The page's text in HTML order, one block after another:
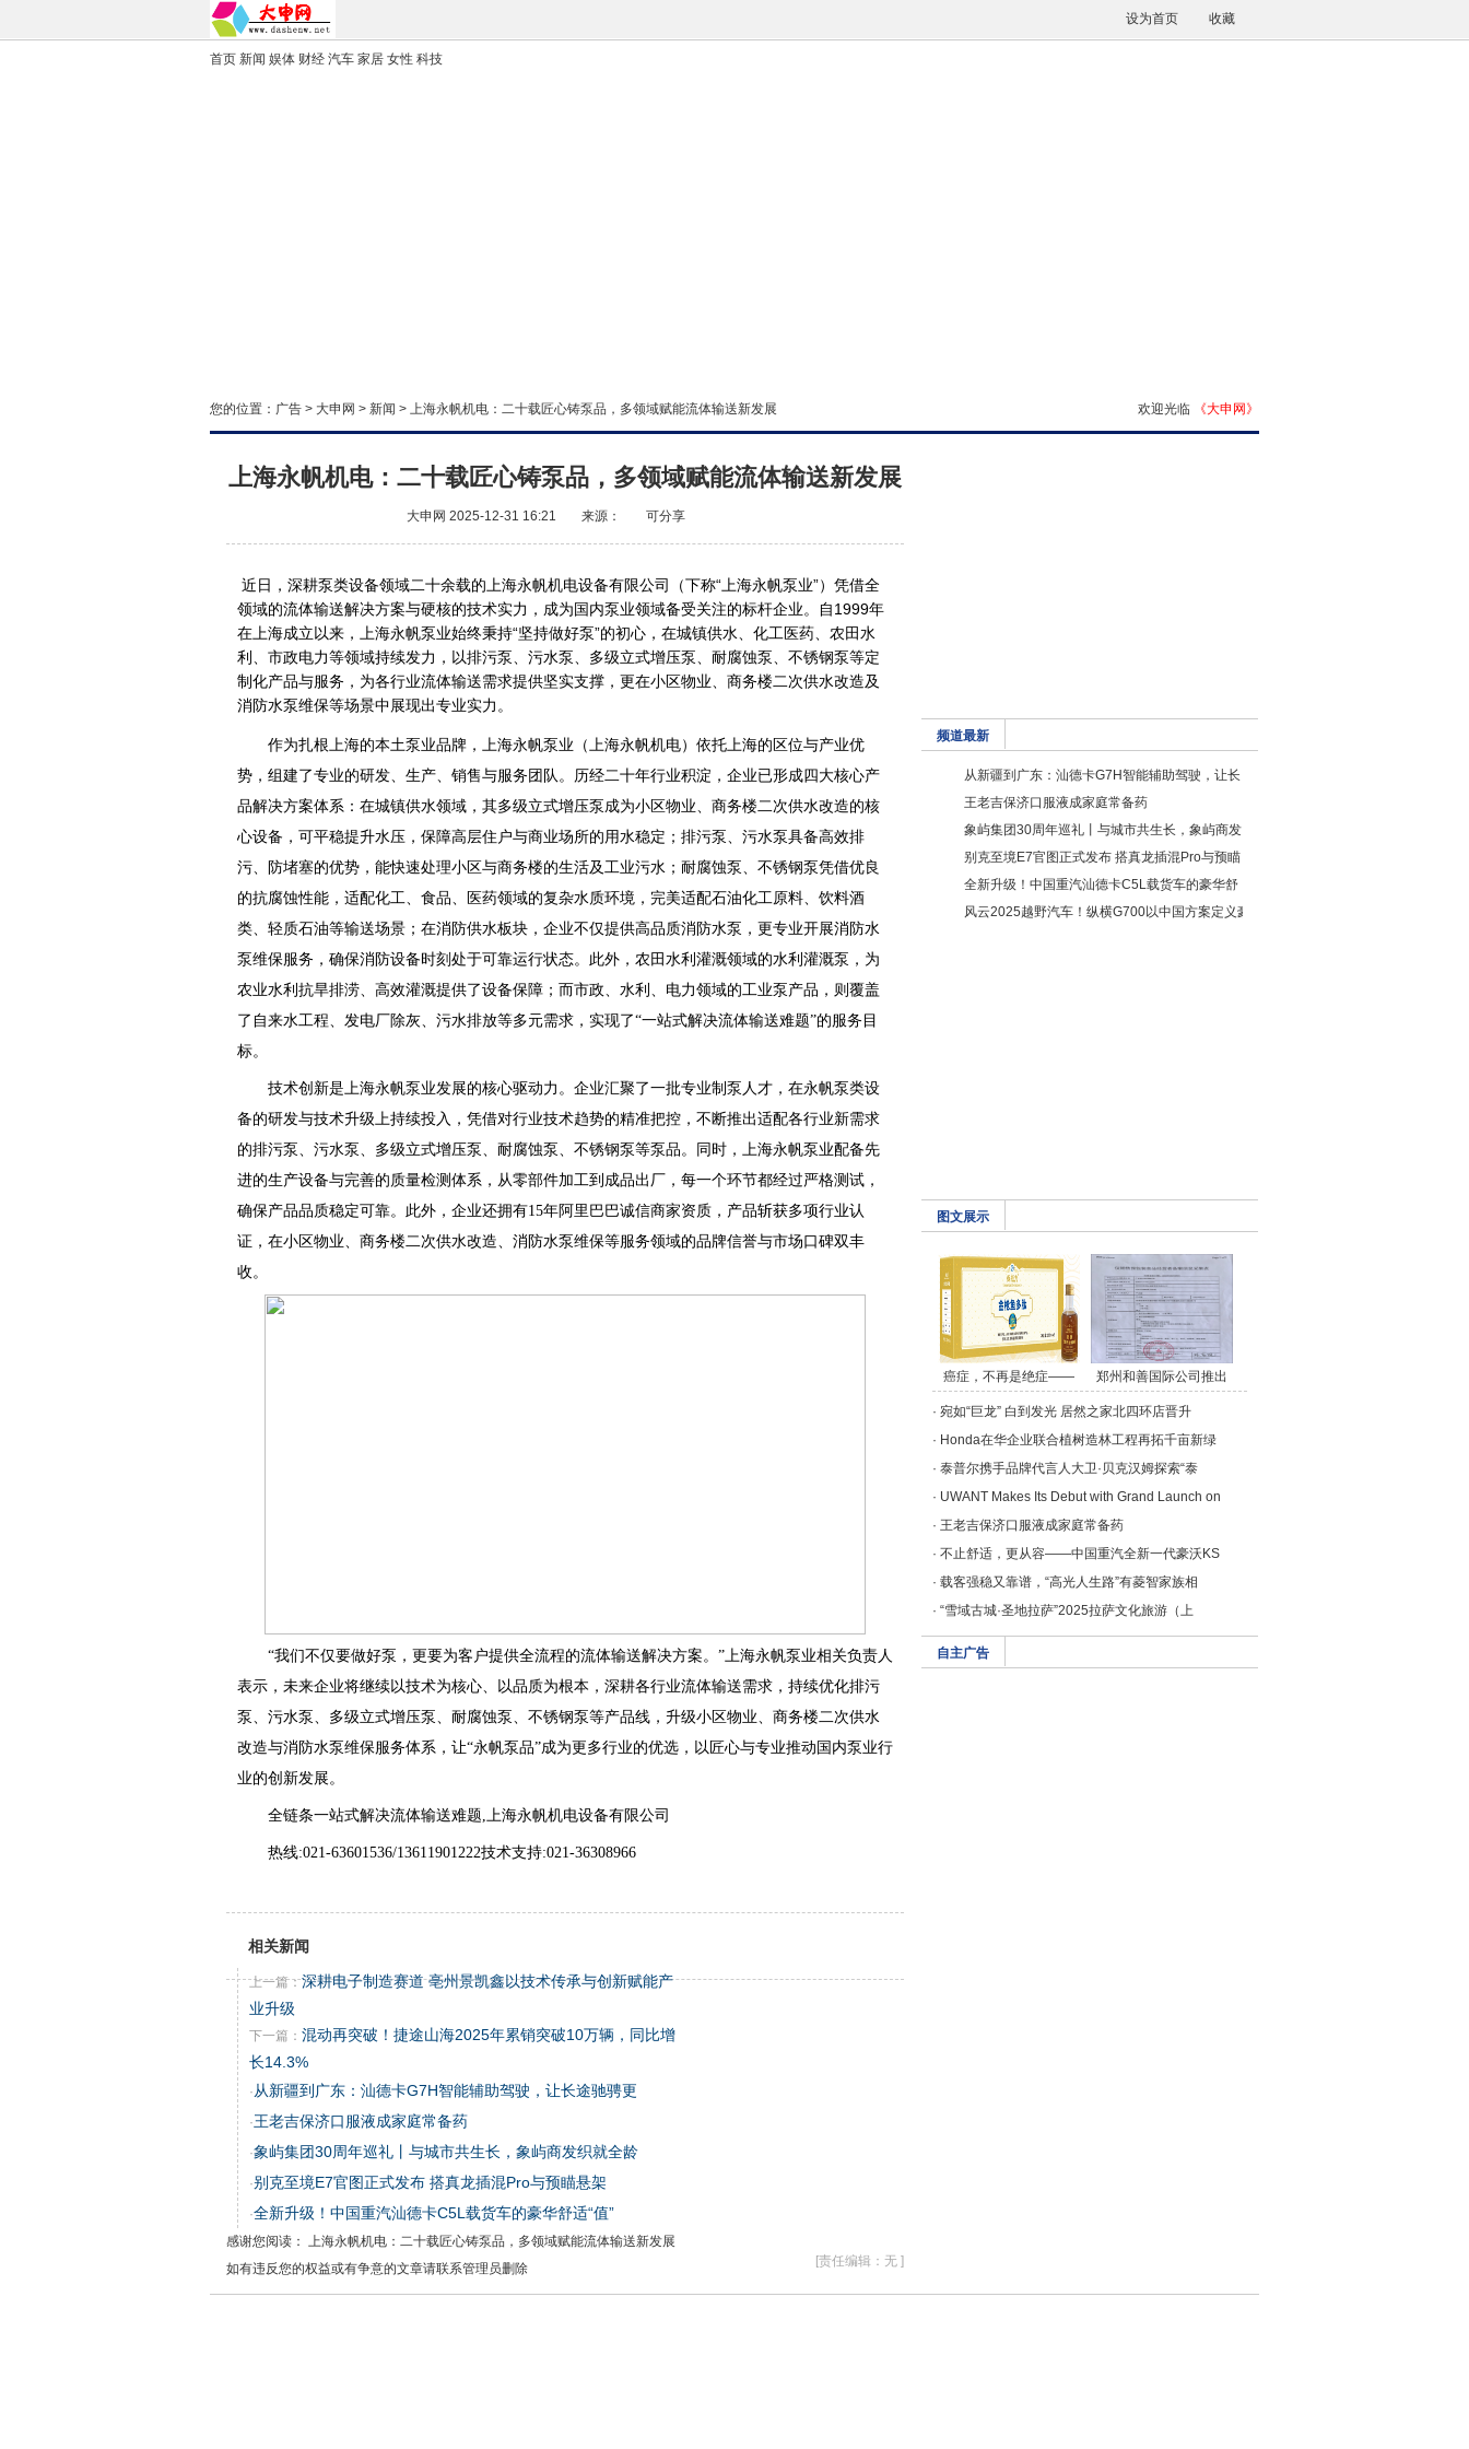
设为首页 收藏
首页 新闻 娱体 财经 汽车 家居 女性 科技
您的位置： 广告 > 大申网 > 新闻 > 上海永帆机电：二十载匠心铸泵品，多领域赋能流体输送新发展 欢迎光临 《大申网》
上海永帆机电：二十载匠心铸泵品，多领域赋能流体输送新发展
大申网 2025-12-31 16:21 来源： 可分享
近日，深耕泵类设备领域二十余载的上海永帆机电设备有限公司（下称“上海永帆泵业”）凭借全
领域的流体输送解决方案与硬核的技术实力，成为国内泵业领域备受关注的标杆企业。自1999年
在上海成立以来，上海永帆泵业始终秉持“坚持做好泵”的初心，在城镇供水、化工医药、农田水
利、市政电力等领域持续发力，以排污泵、污水泵、多级立式增压泵、耐腐蚀泵、不锈钢泵等定
制化产品与服务，为各行业流体输送需求提供坚实支撑，更在小区物业、商务楼二次供水改造及
消防水泵维保等场景中展现出专业实力。
作为扎根上海的本土泵业品牌，上海永帆泵业（上海永帆机电）依托上海的区位与产业优
势，组建了专业的研发、生产、销售与服务团队。历经二十年行业积淀，企业已形成四大核心产
品解决方案体系：在城镇供水领域，其多级立式增压泵成为小区物业、商务楼二次供水改造的核
心设备，可平稳提升水压，保障高层住户与商业场所的用水稳定；排污泵、污水泵具备高效排
污、防堵塞的优势，能快速处理小区与商务楼的生活及工业污水；耐腐蚀泵、不锈钢泵凭借优良
的抗腐蚀性能，适配化工、食品、医药领域的复杂水质环境，完美适配石油化工原料、饮料酒
类、轻质石油等输送场景；在消防供水板块，企业不仅提供高品质消防水泵，更专业开展消防水
泵维保服务，确保消防设备时刻处于可靠运行状态。此外，农田水利灌溉领域的水利灌溉泵，为
农业水利抗旱排涝、高效灌溉提供了设备保障；而市政、水利、电力领域的工业泵产品，则覆盖
了自来水工程、发电厂除灰、污水排放等多元需求，实现了“一站式解决流体输送难题”的服务目
标。
技术创新是上海永帆泵业发展的核心驱动力。企业汇聚了一批专业制泵人才，在永帆泵类设
备的研发与技术升级上持续投入，凭借对行业技术趋势的精准把控，不断推出适配各行业新需求
的排污泵、污水泵、多级立式增压泵、耐腐蚀泵、不锈钢泵等泵品。同时，上海永帆泵业配备先
进的生产设备与完善的质量检测体系，从零部件加工到成品出厂，每一个环节都经过严格测试，
确保产品品质稳定可靠。此外，企业还拥有15年阿里巴巴诚信商家资质，产品斩获多项行业认
证，在小区物业、商务楼二次供水改造、消防水泵维保等服务领域的品牌信誉与市场口碑双丰
收。
“我们不仅要做好泵，更要为客户提供全流程的流体输送解决方案。”上海永帆泵业相关负责人
表示，未来企业将继续以技术为核心、以品质为根本，深耕各行业流体输送需求，持续优化排污
泵、污水泵、多级立式增压泵、耐腐蚀泵、不锈钢泵等产品线，升级小区物业、商务楼二次供水
改造与消防水泵维保服务体系，让“永帆泵品”成为更多行业的优选，以匠心与专业推动国内泵业行
业的创新发展。
全链条一站式解决流体输送难题,上海永帆机电设备有限公司
热线:021-63601536/13611901222技术支持:021-36308966
相关新闻
上一篇：深耕电子制造赛道 亳州景凯鑫以技术传承与创新赋能产
业升级
下一篇： 混动再突破！捷途山海2025年累销突破10万辆，同比增
长14.3%
· 从新疆到广东：汕德卡G7H智能辅助驾驶，让长途驰骋更
·王老吉保济口服液成家庭常备药
·象屿集团30周年巡礼丨与城市共生长，象屿商发织就全龄
·别克至境E7官图正式发布 搭真龙插混Pro与预瞄悬架
·全新升级！中国重汽汕德卡C5L载货车的豪华舒适“值”
感谢您阅读： 上海永帆机电：二十载匠心铸泵品，多领域赋能流体输送新发展
如有违反您的权益或有争意的文章请联系管理员删除
[责任编辑：无 ]
频道最新
从新疆到广东：汕德卡G7H智能辅助驾驶，让长
王老吉保济口服液成家庭常备药
象屿集团30周年巡礼丨与城市共生长，象屿商发
别克至境E7官图正式发布 搭真龙插混Pro与预瞄
全新升级！中国重汽汕德卡C5L载货车的豪华舒
风云2025越野汽车！纵横G700以中国方案定义豪
图文展示
癌症，不再是绝症—— 郑州和善国际公司推出
· 宛如“巨龙” 白到发光 居然之家北四环店晋升
· Honda在华企业联合植树造林工程再拓千亩新绿
· 泰普尔携手品牌代言人大卫·贝克汉姆探索“泰
· UWANT Makes Its Debut with Grand Launch on
· 王老吉保济口服液成家庭常备药
· 不止舒适，更从容——中国重汽全新一代豪沃KS
· 载客强稳又靠谱，“高光人生路”有菱智家族相
· “雪域古城·圣地拉萨”2025拉萨文化旅游（上
自主广告